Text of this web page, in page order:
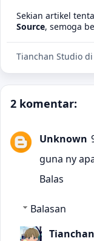
Sekian artikel
Source, semoga
Tianchan Studio di
2 komentar:
Unknown
guna ny
Balas
Balasan